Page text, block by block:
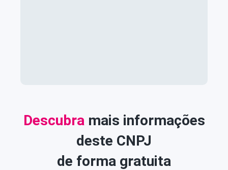
Descubra mais informações
deste CNPJ
de forma gratuita